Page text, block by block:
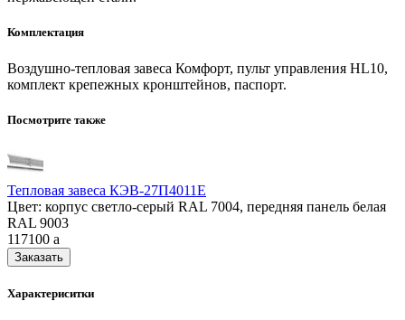
Комплектация
Воздушно-тепловая завеса Комфорт, пульт управления HL10,
комплект крепежных кронштейнов, паспорт.
Посмотрите также
Тепловая завеса КЭВ-27П4011E
Цвет: корпус светло-серый RAL 7004, передняя панель белая
RAL 9003
117100 a
Заказать
Характериситки